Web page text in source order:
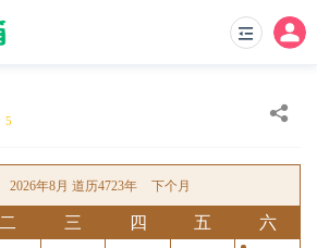
5
2026年8月 道历4723年 下个月
二 三 四 五 六